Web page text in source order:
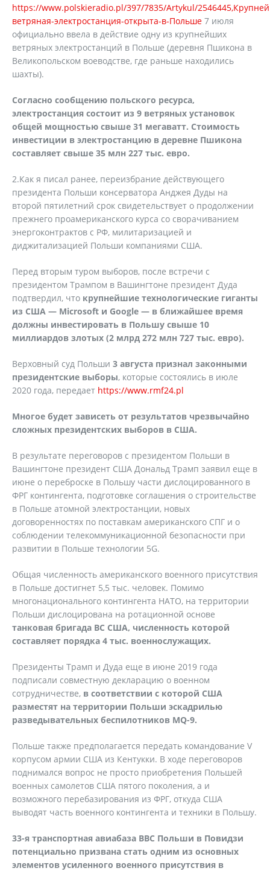
https://www.polskieradio.pl/397/7835/Artykul/
ветряная-электростанция-открыта-в-Польше 7 июля
официально ввела в действие одну из крупнейших
ветряных электростанций в Польше (деревня Пшикона в
Великопольском воеводстве, где раньше находились
шахты).
Согласно сообщению польского ресурса,
электростанция состоит из 9 ветряных установок
общей мощностью свыше 31 мегаватт. Стоимость
инвестиции в электростанцию в деревне Пшикона
составляет свыше 35 млн 227 тыс. евро.
2.Как я писал ранее, переизбрание действующего
президента Польши консерватора Анджея Дуды на
второй пятилетний срок свидетельствует о продолжении
прежнего проамериканского курса со сворачиванием
энергоконтрактов с РФ, милитаризацией и
диджитализацией Польши компаниями США.
Перед вторым туром выборов, после встречи с
президентом Трампом в Вашингтоне президент Дуда
подтвердил, что крупнейшие технологические гиганты
из США — Microsoft и Google — в ближайшее время
должны инвестировать в Польшу свыше 10
миллиардов злотых (2 млрд 272 млн 727 тыс. евро).
Верховный суд Польши 3 августа признал законными
президентские выборы, которые состоялись в июле
2020 года, передает https://www.rmf24.pl
Многое будет зависеть от результатов чрезвычайно
сложных президентских выборов в США.
В результате переговоров с президентом Польши в
Вашингтоне президент США Дональд Трамп заявил еще в
июне о переброске в Польшу части дислоцированного в
ФРГ контингента, подготовке соглашения о строительстве
в Польше атомной электростанции, новых
договоренностях по поставкам американского СПГ и о
соблюдении телекоммуникационной безопасности при
развитии в Польше технологии 5G.
Общая численность американского военного присутствия
в Польше достигнет 5,5 тыс. человек. Помимо
многонационального контингента НАТО, на территории
Польши дислоцирована на ротационной основе
танковая бригада ВС США, численность которой
составляет порядка 4 тыс. военнослужащих.
Президенты Трамп и Дуда еще в июне 2019 года
подписали совместную декларацию о военном
сотрудничестве, в соответствии с которой США
разместят на территории Польши эскадрилью
разведывательных беспилотников MQ-9.
Польше также предполагается передать командование V
корпусом армии США из Кентукки. В ходе переговоров
поднимался вопрос не просто приобретения Польшей
военных самолетов США пятого поколения, а и
возможного перебазирования из ФРГ, откуда США
выводят часть военного контингента и техники в Польшу.
33-я транспортная авиабаза ВВС Польши в Повидзи
потенциально призвана стать одним из основных
элементов усиленного военного присутствия в